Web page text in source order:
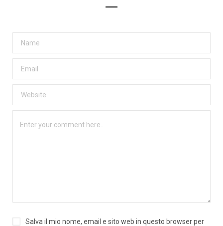
Salva il mio nome, email e sito web in questo browser per